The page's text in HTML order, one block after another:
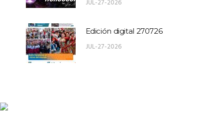
JUL-27-2026
Edición digital 270726
JUL-27-2026